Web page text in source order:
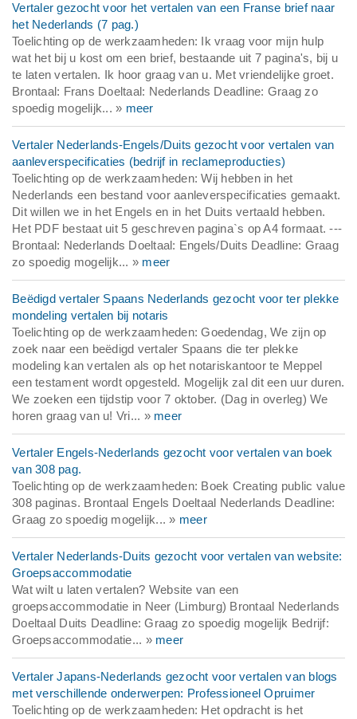
Vertaler gezocht voor het vertalen van een Franse brief naar
het Nederlands (7 pag.)
Toelichting op de werkzaamheden: Ik vraag voor mijn hulp
wat het bij u kost om een brief, bestaande uit 7 pagina's, bij u
te laten vertalen. Ik hoor graag van u. Met vriendelijke groet.
Brontaal: Frans Doeltaal: Nederlands Deadline: Graag zo
spoedig mogelijk... » meer
Vertaler Nederlands-Engels/Duits gezocht voor vertalen van
aanleverspecificaties (bedrijf in reclameproducties)
Toelichting op de werkzaamheden: Wij hebben in het
Nederlands een bestand voor aanleverspecificaties gemaakt.
Dit willen we in het Engels en in het Duits vertaald hebben.
Het PDF bestaat uit 5 geschreven pagina`s op A4 formaat. ---
Brontaal: Nederlands Doeltaal: Engels/Duits Deadline: Graag
zo spoedig mogelijk... » meer
Beëdigd vertaler Spaans Nederlands gezocht voor ter plekke
mondeling vertalen bij notaris
Toelichting op de werkzaamheden: Goedendag, We zijn op
zoek naar een beëdigd vertaler Spaans die ter plekke
modeling kan vertalen als op het notariskantoor te Meppel
een testament wordt opgesteld. Mogelijk zal dit een uur duren.
We zoeken een tijdstip voor 7 oktober. (Dag in overleg) We
horen graag van u! Vri... » meer
Vertaler Engels-Nederlands gezocht voor vertalen van boek
van 308 pag.
Toelichting op de werkzaamheden: Boek Creating public value
308 paginas. Brontaal Engels Doeltaal Nederlands Deadline:
Graag zo spoedig mogelijk... » meer
Vertaler Nederlands-Duits gezocht voor vertalen van website:
Groepsaccommodatie
Wat wilt u laten vertalen? Website van een
groepsaccommodatie in Neer (Limburg) Brontaal Nederlands
Doeltaal Duits Deadline: Graag zo spoedig mogelijk Bedrijf:
Groepsaccommodatie... » meer
Vertaler Japans-Nederlands gezocht voor vertalen van blogs
met verschillende onderwerpen: Professioneel Opruimer
Toelichting op de werkzaamheden: Het opdracht is het